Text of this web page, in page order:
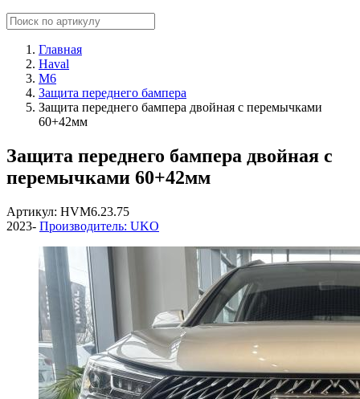
Главная
Haval
M6
Защита переднего бампера
Защита переднего бампера двойная с перемычками
60+42мм
Защита переднего бампера двойная с
перемычками 60+42мм
Артикул: HVM6.23.75
2023- Производитель: UKO